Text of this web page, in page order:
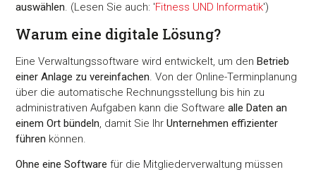
auswählen. (Lesen Sie auch: 'Fitness UND Informatik')
Warum eine digitale Lösung?
Eine Verwaltungssoftware wird entwickelt, um denBetrieb
einer Anlage zu vereinfachen . Von der Online-Terminplanung
über die automatische Rechnungsstellung bis hin zu
administrativen Aufgaben kann die Softwarealle Daten an
einem Ort bündeln , damit Sie IhrUnternehmen effizienter
führen können.
Ohne eine Software für die Mitgliederverwaltung müssen